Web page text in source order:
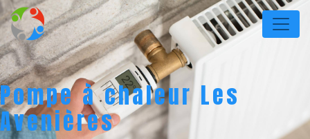
Panneau de gestion des cookies
Pompe à chaleur Les
Avenières